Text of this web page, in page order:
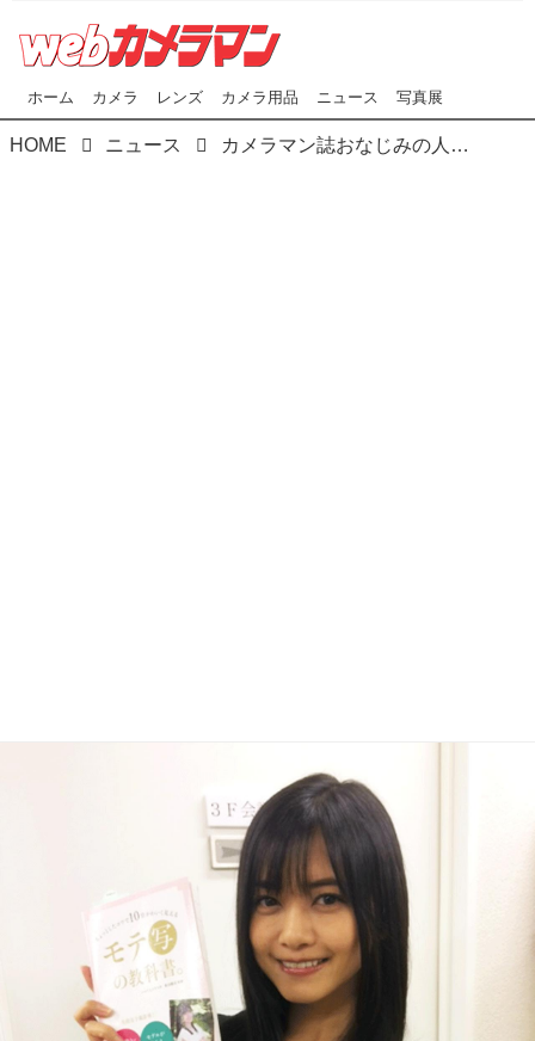
ホーム カメラ レンズ カメラ用品 ニュース 写真展
HOME ニュース カメラマン誌おなじみの人気モデル､いのうえのぞみさん著『モテ［写］の教科書｡』は､本日1月31日発売になりました!